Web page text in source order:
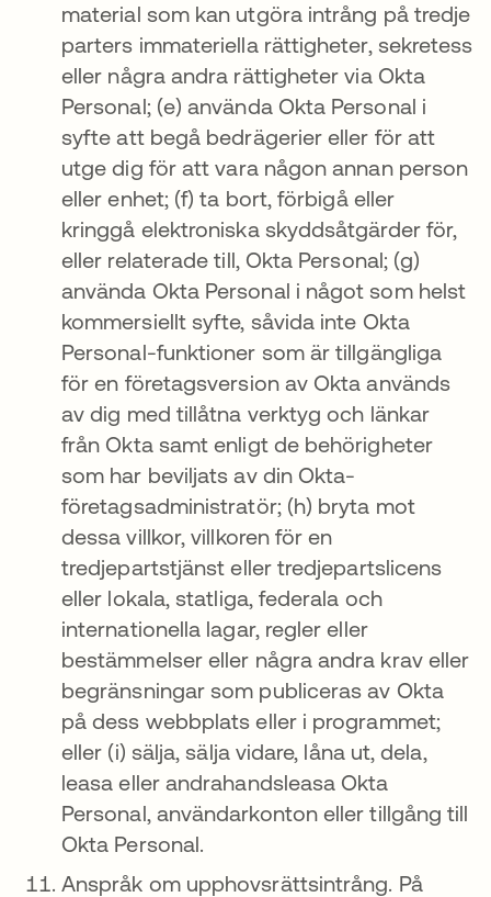
material som kan utgöra intrång på tredje
parters immateriella rättigheter, sekretess
eller några andra rättigheter via Okta
Personal; (e) använda Okta Personal i
syfte att begå bedrägerier eller för att
utge dig för att vara någon annan person
eller enhet; (f) ta bort, förbigå eller
kringgå elektroniska skyddsåtgärder för,
eller relaterade till, Okta Personal; (g)
använda Okta Personal i något som helst
kommersiellt syfte, såvida inte Okta
Personal-funktioner som är tillgängliga
för en företagsversion av Okta används
av dig med tillåtna verktyg och länkar
från Okta samt enligt de behörigheter
som har beviljats av din Okta-
företagsadministratör; (h) bryta mot
dessa villkor, villkoren för en
tredjepartstjänst eller tredjepartslicens
eller lokala, statliga, federala och
internationella lagar, regler eller
bestämmelser eller några andra krav eller
begränsningar som publiceras av Okta
på dess webbplats eller i programmet;
eller (i) sälja, sälja vidare, låna ut, dela,
leasa eller andrahandsleasa Okta
Personal, användarkonton eller tillgång till
Okta Personal.
Anspråk om upphovsrättsintrång. På